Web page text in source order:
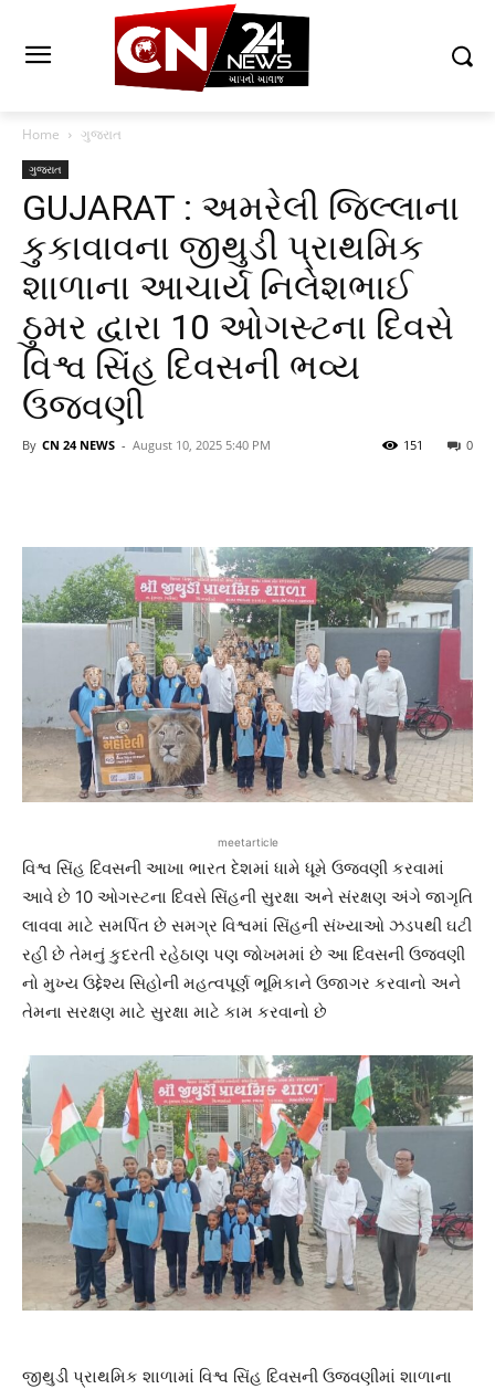
Home ગુજરાત
ગુજરાત
GUJARAT : અમરેલી જિલ્લાના
કુકાવાવના જીથુડી પ્રાથમિક
શાળાના આચાર્ય નિલેશભાઈ
ઠુમર દ્વારા 10 ઓગસ્ટના દિવસે
વિશ્વ સિંહ દિવસની ભવ્ય
ઉજવણી
By CN 24 NEWS - August 10, 2025 5:40 PM 0
151
meetarticle
વિશ્વ સિંહ દિવસની આખા ભારત દેશમાં ધામે ધૂમે ઉજવણી કરવામાં
આવે છે 10 ઓગસ્ટના દિવસે સિંહની સુરક્ષા અને સંરક્ષણ અંગે જાગૃતિ
લાવવા માટે સમર્પિત છે સમગ્ર વિશ્વમાં સિંહની સંખ્યાઓ ઝડપથી ઘટી
રહી છે તેમનું કુદરતી રહેઠાણ પણ જોખમમાં છે આ દિવસની ઉજવણી
નો મુખ્ય ઉદ્દેશ્ય સિહોની મહત્વપૂર્ણ ભૂમિકાને ઉજાગર કરવાનો અને
તેમના સરક્ષણ માટે સુરક્ષા માટે કામ કરવાનો છે
જીથુડી પ્રાથમિક શાળામાં વિશ્વ સિંહ દિવસની ઉજવણીમાં શાળાના